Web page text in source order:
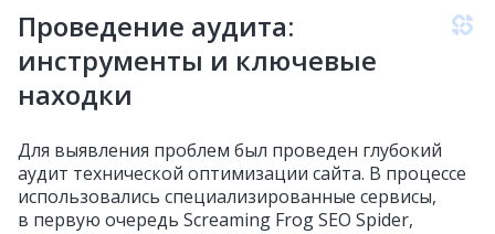
Проведение аудита:
инструменты и ключевые
находки
Для выявления проблем был проведен глубокий
аудит технической оптимизации сайта. В процессе
использовались специализированные сервисы,
в первую очередь Screaming Frog SEO Spider,